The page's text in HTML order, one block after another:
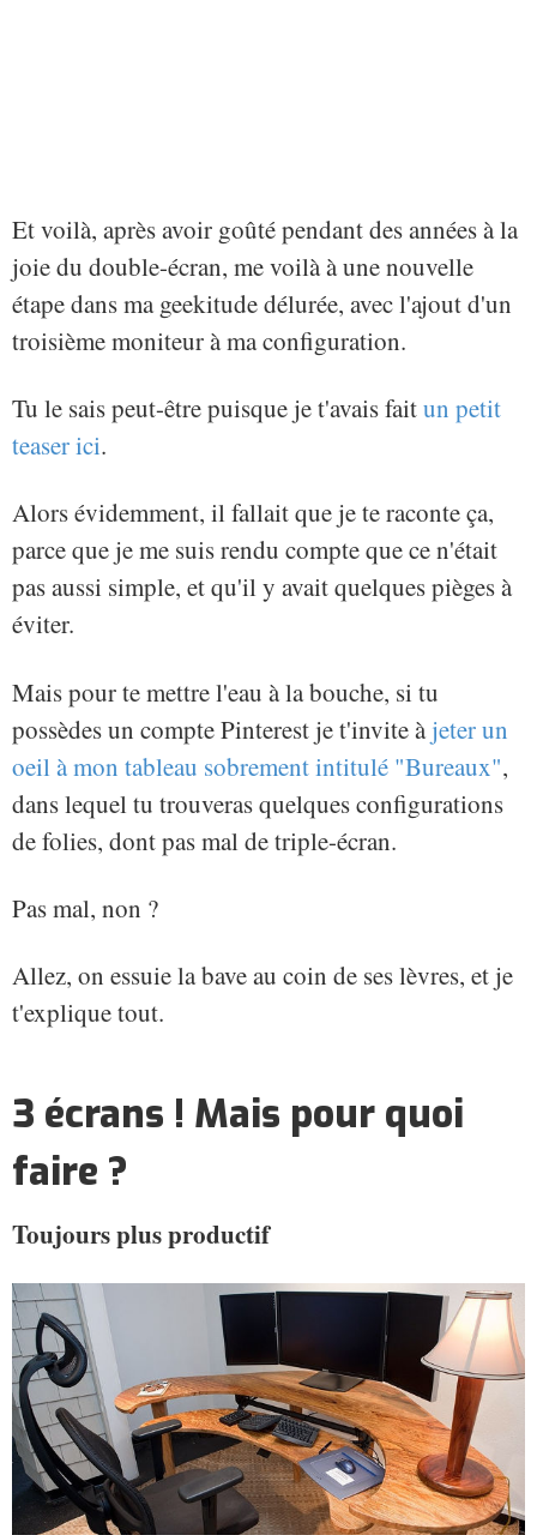
Et voilà, après avoir goûté pendant des années à la
joie du double-écran, me voilà à une nouvelle
étape dans ma geekitude délurée, avec l'ajout d'un
troisième moniteur à ma configuration.
Tu le sais peut-être puisque je t'avais faitun petit
teaser ici.
Alors évidemment, il fallait que je te raconte ça,
parce que je me suis rendu compte que ce n'était
pas aussi simple, et qu'il y avait quelques pièges à
éviter.
Mais pour te mettre l'eau à la bouche, si tu
possèdes un compte Pinterest je t'invite àjeter un
oeil à mon tableau sobrement intitulé "Bureaux",
dans lequel tu trouveras quelques configurations
de folies, dont pas mal de triple-écran.
Pas mal, non ?
Allez, on essuie la bave au coin de ses lèvres, et je
t'explique tout.
3 écrans ! Mais pour quoi
faire ?
Toujours plus productif